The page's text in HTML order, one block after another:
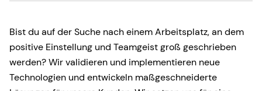
Bist du auf der Suche nach einem Arbeitsplatz, an dem
positive Einstellung und Teamgeist groß geschrieben
werden? Wir validieren und implementieren neue
Technologien und entwickeln maßgeschneiderte